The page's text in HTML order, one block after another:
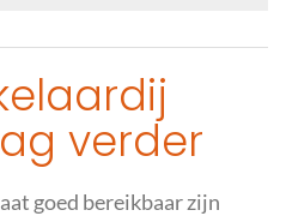
verder
goed bereikbaar zijn